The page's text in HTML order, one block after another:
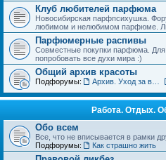
Клуб любителей парфюма
Новосибирская парфпсихушка.
любимом и нелюбимом парфюме.
Парфюмерные распивы
Совместные покупки парфюма. Для
попробовать все духи мира :)
Общий архив красоты
Подфорумы:
Работа. Отдых.
Обо всем
Все, что не вписывается в рамки
Подфорумы:
Как страшно жить